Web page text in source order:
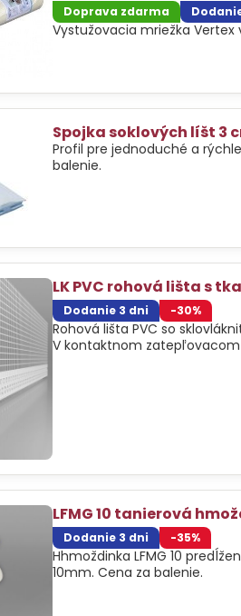
Doprava zdarma
Vystužovacia mriežka
Spojka soklových líšt 3
Profil pre jednoduché a
balenie.
LK PVC rohová lišta s
Dodanie 3 dni -30%
Rohová lišta PVC so
V kontaktnom zatepľovacom
LFMG 10 tanierová
Dodanie 3 dni -35%
Hhmoždinka LFMG 10
10mm. Cena za balenie.